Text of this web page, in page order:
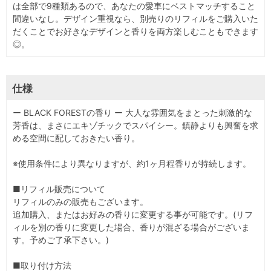
は全部で9種類あるので、あなたの愛車にベストマッチすること
間違いなし。デザイン重視なら、別売りのリフィルをご購入いた
だくことでお好きなデザインと香りを両方楽しむこともできます
◎。
仕様
ー BLACK FORESTの香り ー 大人な雰囲気をまとった刺激的な
芳香は、まさにエキゾチックでスパイシー。鎮静よりも興奮を求
める空間に配しておきたい香り。
※使用条件により異なりますが、約1ヶ月程香りが持続します。
■リフィル販売について
リフィルのみの販売もございます。
追加購入、またはお好みの香りに変更する事が可能です。(リフ
ィルを別の香りに変更した場合、香りが混ざる場合がございま
す。予めご了承下さい。)
■取り付け方法